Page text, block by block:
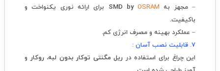
– مجهز به
SMD byOSRAM
برای ارائه نوری یکنواخت و
باکیفیت.
– عملکرد بهینه و مصرف انرژی کم.
7. قابلیت نصب آسان :
این چراغ برای استفاده در ریل مگنتی توکار بدون لبه،روکار و